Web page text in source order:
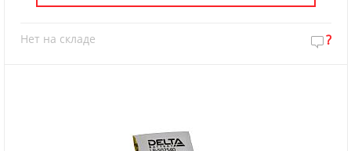
Нет на складе ?